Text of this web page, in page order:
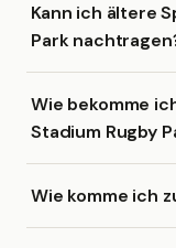
Kann ich ältere
Park
Wie bekomme
Stadium Rugby
Wie komme ich